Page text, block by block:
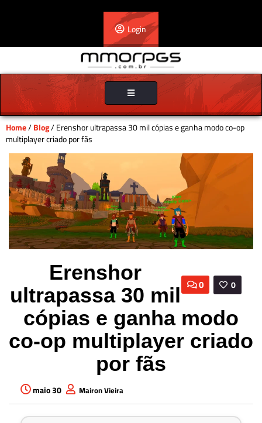
Login
Toggle
navigation
Home/Blog/ Erenshor ultrapassa 30 mil cópias e ganha modo co-op
multiplayer criado por fãs
0
0
Erenshor
ultrapassa 30 mil
cópias e ganha modo
co-op multiplayer criado
por fãs
maio 30 Mairon Vieira